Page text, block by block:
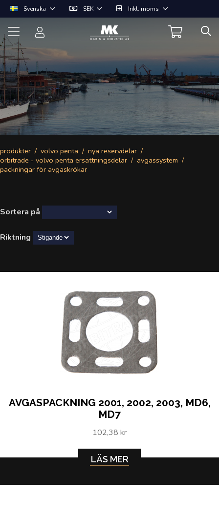
Svenska SEK Inkl. moms
produkter volvo penta
nya reservdelar
orbitrade - volvo penta ersättningsdelar
avgassystem
packningar för avgaskrökar
Sortera på
Riktning
AVGASPACKNING 2001, 2002, 2003, MD6,
MD7
102,38 kr
LÄS MER